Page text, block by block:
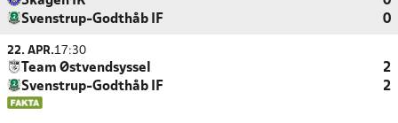
Svenstrup-Godthåb IF
0
22. APR.17:30
Team Østvendsyssel
2
Svenstrup-Godthåb IF
2